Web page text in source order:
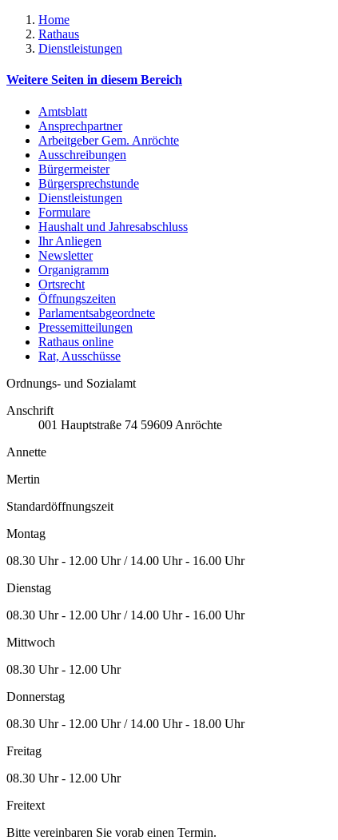
Home
Rathaus
Dienstleistungen
Weitere Seiten in diesem Bereich
Amtsblatt
Ansprechpartner
Arbeitgeber Gem. Anröchte
Ausschreibungen
Bürgermeister
Bürgersprechstunde
Dienstleistungen
Formulare
Haushalt und Jahresabschluss
Ihr Anliegen
Newsletter
Organigramm
Ortsrecht
Öffnungszeiten
Parlamentsabgeordnete
Pressemitteilungen
Rathaus online
Rat, Ausschüsse
Ordnungs- und Sozialamt
Anschrift
001 Hauptstraße 74 59609 Anröchte
Annette
Mertin
Standardöffnungszeit
Montag
08.30 Uhr - 12.00 Uhr / 14.00 Uhr - 16.00 Uhr
Dienstag
08.30 Uhr - 12.00 Uhr / 14.00 Uhr - 16.00 Uhr
Mittwoch
08.30 Uhr - 12.00 Uhr
Donnerstag
08.30 Uhr - 12.00 Uhr / 14.00 Uhr - 18.00 Uhr
Freitag
08.30 Uhr - 12.00 Uhr
Freitext
Bitte vereinbaren Sie vorab einen Termin.